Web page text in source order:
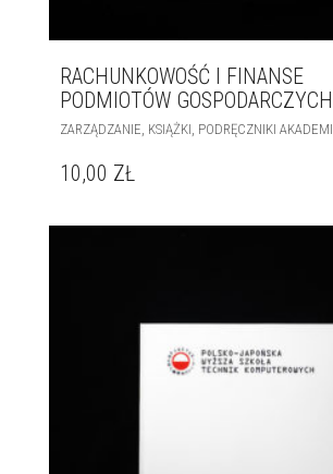
RACHUNKOWOŚĆ I FINANSE
PODMIOTÓW GOSPODARCZYCH
ZARZĄDZANIE, KSIĄŻKI, PODRĘCZNIKI
10,00 ZŁ